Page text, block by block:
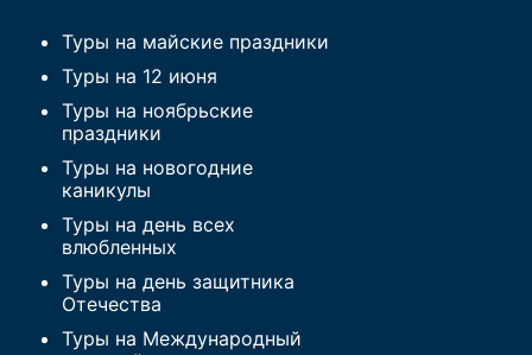
Туры на майские праздники
Туры на 12 июня
Туры на ноябрьские
праздники
Туры на новогодние
каникулы
Туры на день всех
влюбленных
Туры на день защитника
Отечества
Туры на Международный